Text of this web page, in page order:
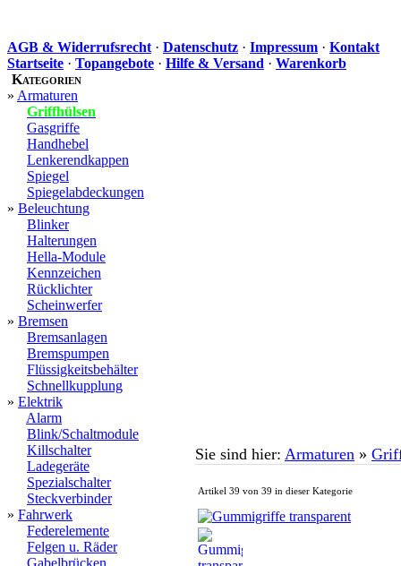
AGB & Widerrufsrecht · Datenschutz · Impressum · Kontakt
Startseite · Topangebote · Hilfe & Versand · Warenkorb
Kategorien
» Armaturen
Griffhülsen
Gasgriffe
Handhebel
Lenkerendkappen
Spiegel
Spiegelabdeckungen
» Beleuchtung
Blinker
Halterungen
Hella-Module
Kennzeichen
Rücklichter
Scheinwerfer
» Bremsen
Bremsanlagen
Bremspumpen
Flüssigkeitsbehälter
Schnellkupplung
» Elektrik
Alarm
Blink/Schaltmodule
Killschalter
Ladegeräte
Spezialschalter
Steckverbinder
» Fahrwerk
Federelemente
Felgen u. Räder
Gabelbrücken
Sie sind hier: Armaturen »
Artikel 39 von 39 in dieser Kategorie